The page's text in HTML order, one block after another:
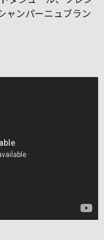
ャンパーニュブラン